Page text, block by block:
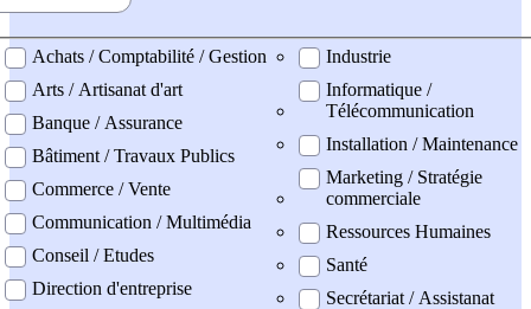
professionel
Achats / Comptabilité / Gestion
Arts / Artisanat d'art
Banque / Assurance
Bâtiment / Travaux Publics
Commerce / Vente
Communication / Multimédia
Conseil / Etudes
Direction d'entreprise
Industrie
Informatique /
Télécommunication
Installation / Maintenance
Marketing / Stratégie
commerciale
Ressources Humaines
Santé
Secrétariat / Assistanat